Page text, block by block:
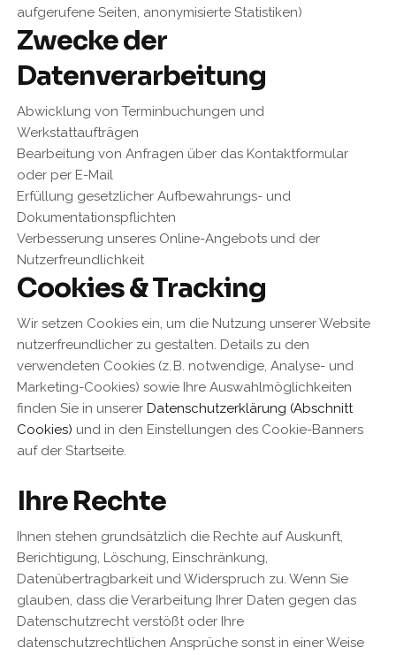
aufgerufene Seiten, anonymisierte Statistiken)
Zwecke der
Datenverarbeitung
Abwicklung von Terminbuchungen und
Werkstattaufträgen
Bearbeitung von Anfragen über das Kontaktformular
oder per E-Mail
Erfüllung gesetzlicher Aufbewahrungs- und
Dokumentationspflichten
Verbesserung unseres Online-Angebots und der
Nutzerfreundlichkeit
Cookies & Tracking
Wir setzen Cookies ein, um die Nutzung unserer Website
nutzerfreundlicher zu gestalten. Details zu den
verwendeten Cookies (z. B. notwendige, Analyse- und
Marketing-Cookies) sowie Ihre Auswahlmöglichkeiten
finden Sie in unsererDatenschutzerklärung (Abschnitt
Cookies) und in den Einstellungen des Cookie-Banners
auf der Startseite.
Ihre Rechte
Ihnen stehen grundsätzlich die Rechte auf Auskunft,
Berichtigung, Löschung, Einschränkung,
Datenübertragbarkeit und Widerspruch zu. Wenn Sie
glauben, dass die Verarbeitung Ihrer Daten gegen das
Datenschutzrecht verstößt oder Ihre
datenschutzrechtlichen Ansprüche sonst in einer Weise